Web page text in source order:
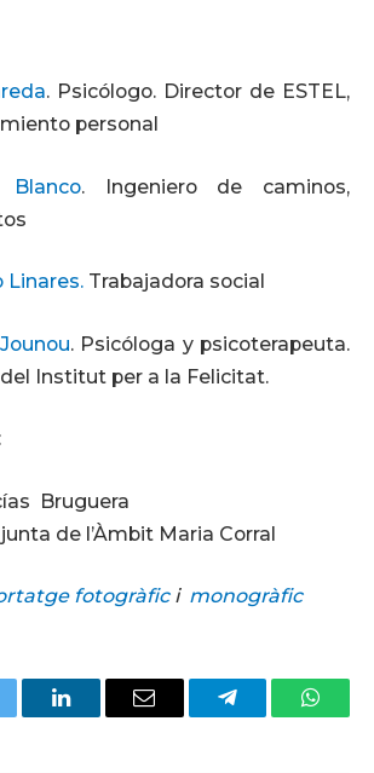
. Psicólogo. Director de ESTEL,
personal
. Ingeniero de caminos,
Linares. Trabajadora social
. Psicóloga y psicoterapeuta.
Institut per a la Felicitat.
Bruguera
de l’Àmbit Maria Corral
fotogràfici monogràfic
LinkedInEmail Telegram